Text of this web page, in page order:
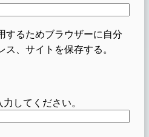
するためブラウザーに自分
、サイトを保存する。
してください。